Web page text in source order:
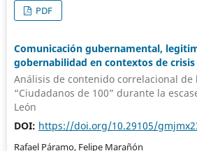
PDF
Comunicación gubernamental,
gobernabilidad en contextos de crisis
Análisis de contenido correlacional de
“Ciudadanos de 100” durante la
León
DOI: https://doi.org/10.29105/
Rafael Páramo, Felipe Marañón